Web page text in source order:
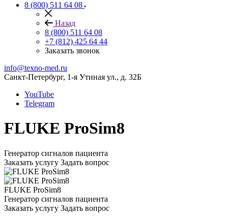
8 (800) 511 64 08
Назад
8 (800) 511 64 08
+7 (812) 425 64 44
Заказать звонок
info@texno-med.ru
Санкт-Петербург, 1-я Утиная ул., д. 32Б
YouTube
Telegram
FLUKE ProSim8
Генератор сигналов пациента
Заказать услугу Задать вопрос
FLUKE ProSim8
Генератор сигналов пациента
Заказать услугу Задать вопрос